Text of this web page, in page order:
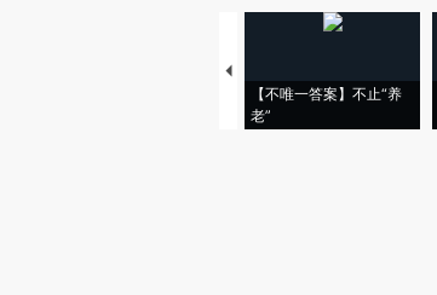
【不唯一答案】不止“养
老”